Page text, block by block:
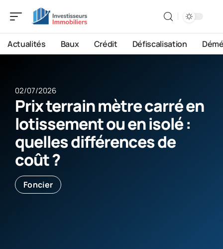
Actualités Baux Crédit Défiscalisation
02/07/2026
Prix terrain mètre carré en
lotissement ou en isolé :
quelles différences de
coût ?
Foncier